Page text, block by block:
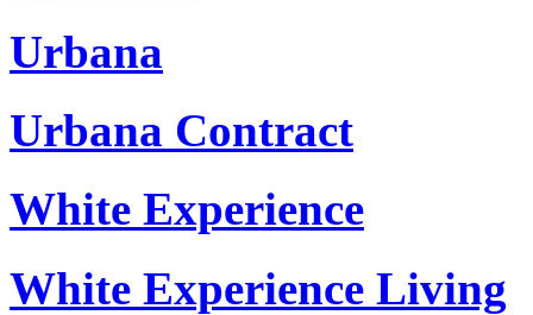
Urbana
Urbana Contract
White Experience
White Experience Living